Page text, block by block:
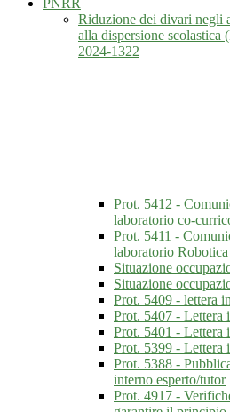
PNRR
Riduzione dei divari negli
alla dispersione
2024-1322
Prot. 5412 -
laboratorio co-
Prot. 5411 -
laboratorio Robotica
Situazione
Situazione
Prot. 5409 - lettera
Prot. 5407 - Lettera
Prot. 5401 - Lettera
Prot. 5399 - Lettera
Prot. 5388 -
interno esperto/tutor
Prot. 4917 -